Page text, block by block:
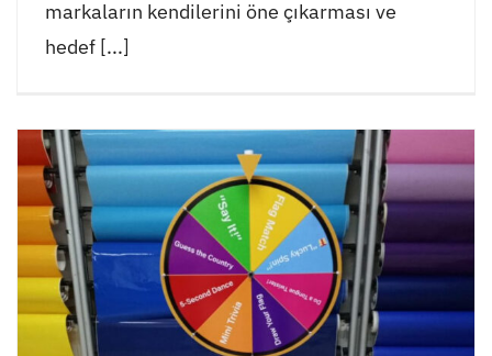
markaların kendilerini öne çıkarması ve
hedef [...]